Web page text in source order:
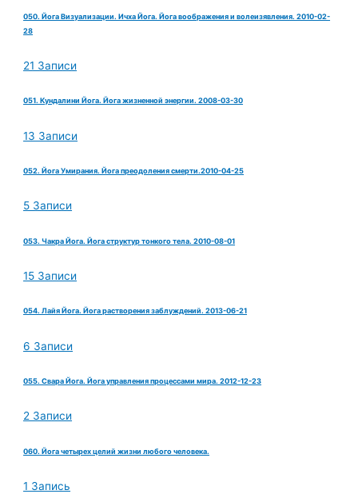
050. Йога Визуализации. Ичха Йога. Йога воображения и волеизявления. 2010-02-
28
21 Записи
051. Кундалини Йога. Йога жизненной энергии. 2008-03-30
13 Записи
052. Йога Умирания. Йога преодоления смерти.2010-04-25
5 Записи
053. Чакра Йога. Йога структур тонкого тела. 2010-08-01
15 Записи
054. Лайя Йога. Йога растворения заблуждений. 2013-06-21
6 Записи
055. Свара Йога. Йога управления процессами мира. 2012-12-23
2 Записи
060. Йога четырех целий жизни любого человека.
1 Запись